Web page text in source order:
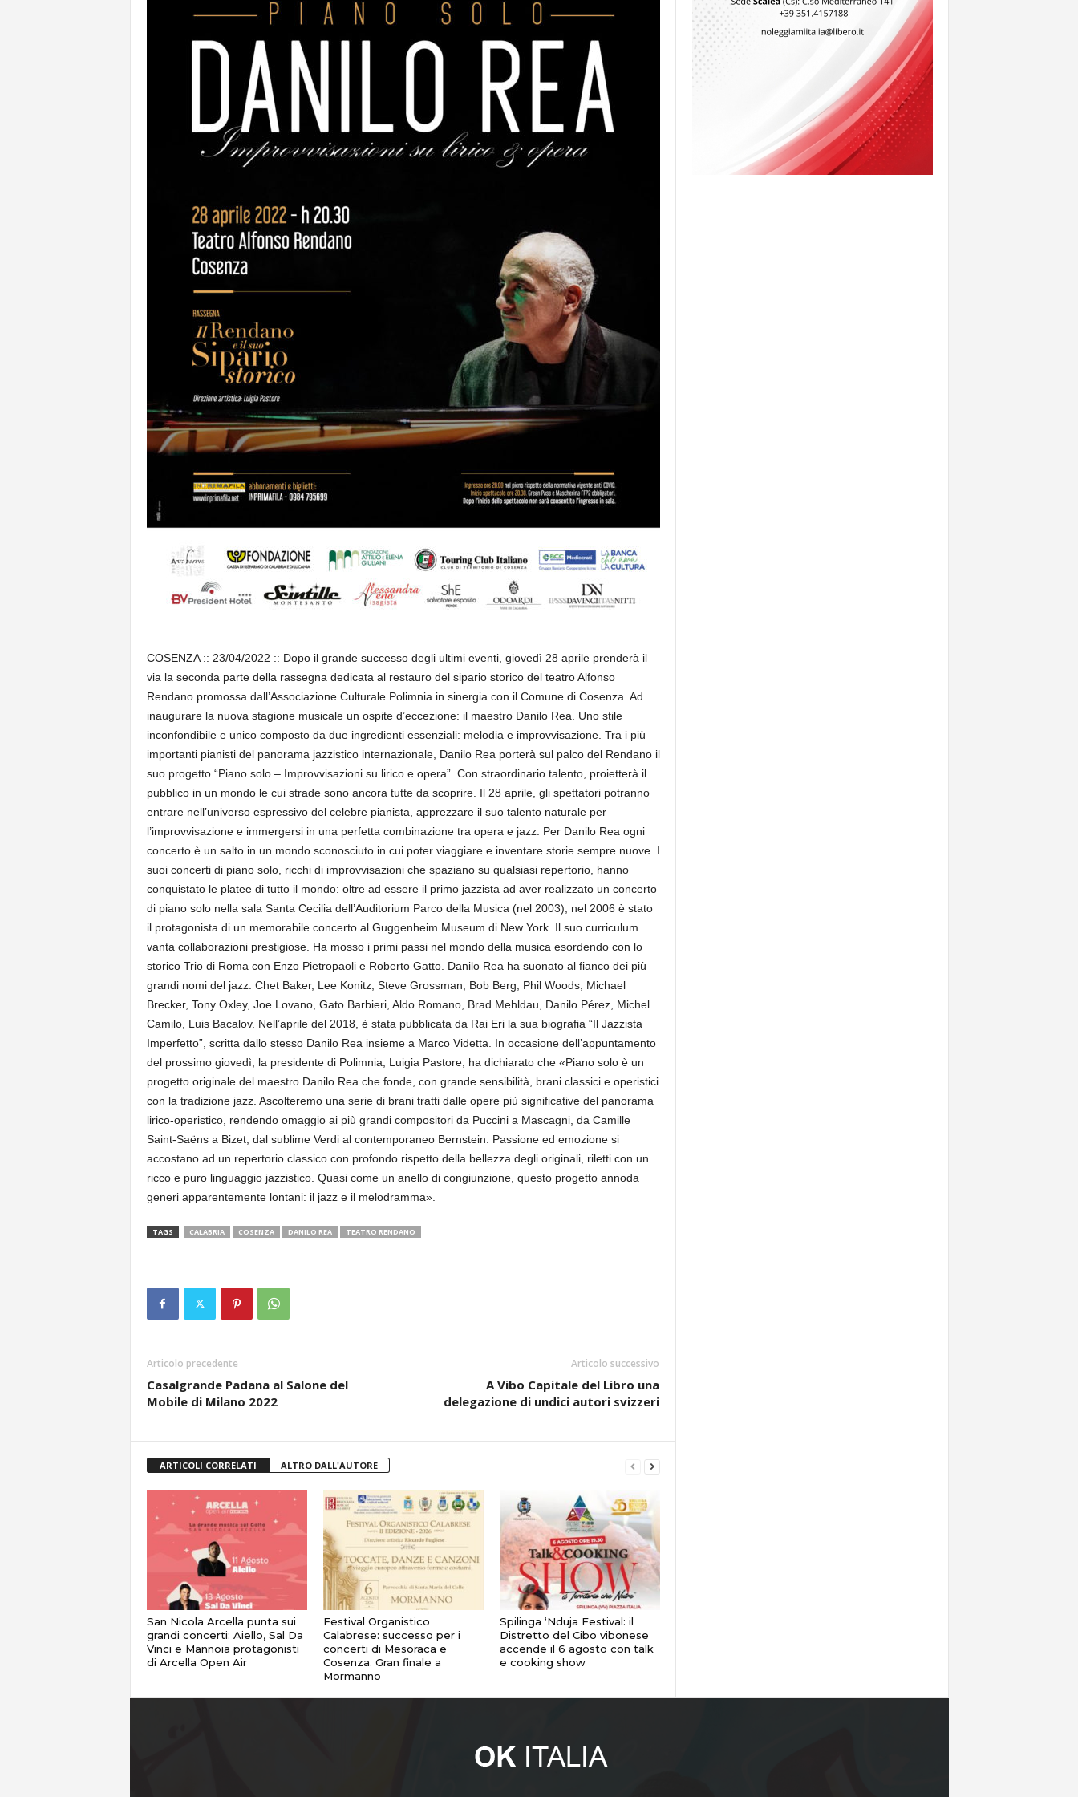
COSENZA :: 23/04/2022 :: Dopo il grande successo degli ultimi eventi, giovedì 28 aprile prenderà il
via la seconda parte della rassegna dedicata al restauro del sipario storico del teatro Alfonso
Rendano promossa dall’Associazione Culturale Polimnia in sinergia con il Comune di Cosenza. Ad
inaugurare la nuova stagione musicale un ospite d’eccezione: il maestro Danilo Rea. Uno stile
inconfondibile e unico composto da due ingredienti essenziali: melodia e improvvisazione. Tra i più
importanti pianisti del panorama jazzistico internazionale, Danilo Rea porterà sul palco del Rendano il
suo progetto “Piano solo – Improvvisazioni su lirico e opera”. Con straordinario talento, proietterà il
pubblico in un mondo le cui strade sono ancora tutte da scoprire. Il 28 aprile, gli spettatori potranno
entrare nell’universo espressivo del celebre pianista, apprezzare il suo talento naturale per
l’improvvisazione e immergersi in una perfetta combinazione tra opera e jazz. Per Danilo Rea ogni
concerto è un salto in un mondo sconosciuto in cui poter viaggiare e inventare storie sempre nuove. I
suoi concerti di piano solo, ricchi di improvvisazioni che spaziano su qualsiasi repertorio, hanno
conquistato le platee di tutto il mondo: oltre ad essere il primo jazzista ad aver realizzato un concerto
di piano solo nella sala Santa Cecilia dell’Auditorium Parco della Musica (nel 2003), nel 2006 è stato
il protagonista di un memorabile concerto al Guggenheim Museum di New York. Il suo curriculum
vanta collaborazioni prestigiose. Ha mosso i primi passi nel mondo della musica esordendo con lo
storico Trio di Roma con Enzo Pietropaoli e Roberto Gatto. Danilo Rea ha suonato al fianco dei più
grandi nomi del jazz: Chet Baker, Lee Konitz, Steve Grossman, Bob Berg, Phil Woods, Michael
Brecker, Tony Oxley, Joe Lovano, Gato Barbieri, Aldo Romano, Brad Mehldau, Danilo Pérez, Michel
Camilo, Luis Bacalov. Nell’aprile del 2018, è stata pubblicata da Rai Eri la sua biografia “Il Jazzista
Imperfetto”, scritta dallo stesso Danilo Rea insieme a Marco Videtta. In occasione dell’appuntamento
del prossimo giovedì, la presidente di Polimnia, Luigia Pastore, ha dichiarato che «Piano solo è un
progetto originale del maestro Danilo Rea che fonde, con grande sensibilità, brani classici e operistici
con la tradizione jazz. Ascolteremo una serie di brani tratti dalle opere più significative del panorama
lirico-operistico, rendendo omaggio ai più grandi compositori da Puccini a Mascagni, da Camille
Saint-Saëns a Bizet, dal sublime Verdi al contemporaneo Bernstein. Passione ed emozione si
accostano ad un repertorio classico con profondo rispetto della bellezza degli originali, riletti con un
ricco e puro linguaggio jazzistico. Quasi come un anello di congiunzione, questo progetto annoda
generi apparentemente lontani: il jazz e il melodramma».
TAGS CALABRIA COSENZA DANILO REA TEATRO RENDANO
Articolo precedente
Casalgrande Padana al Salone del
Mobile di Milano 2022
Articolo successivo
A Vibo Capitale del Libro una
delegazione di undici autori svizzeri
ARTICOLI CORRELATI ALTRO DALL'AUTORE
San Nicola Arcella punta sui
grandi concerti: Aiello, Sal Da
Vinci e Mannoia protagonisti
di Arcella Open Air
Festival Organistico
Calabrese: successo per i
concerti di Mesoraca e
Cosenza. Gran finale a
Mormanno
Spilinga ‘Nduja Festival: il
Distretto del Cibo vibonese
accende il 6 agosto con talk
e cooking show